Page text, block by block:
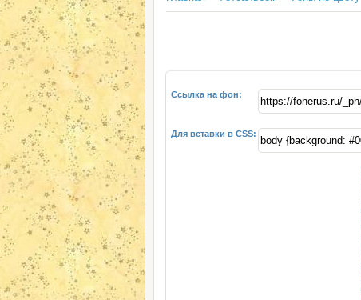
Ссылка на фон:
Для вставки в CSS: